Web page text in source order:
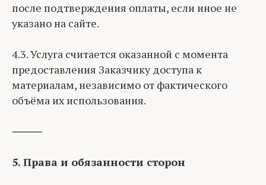
после подтверждения оплаты, если иное не
указано на сайте.
4.3. Услуга считается оказанной с момента
предоставления Заказчику доступа к
материалам, независимо от фактического
объёма их использования.
⸻
5. Права и обязанности сторон